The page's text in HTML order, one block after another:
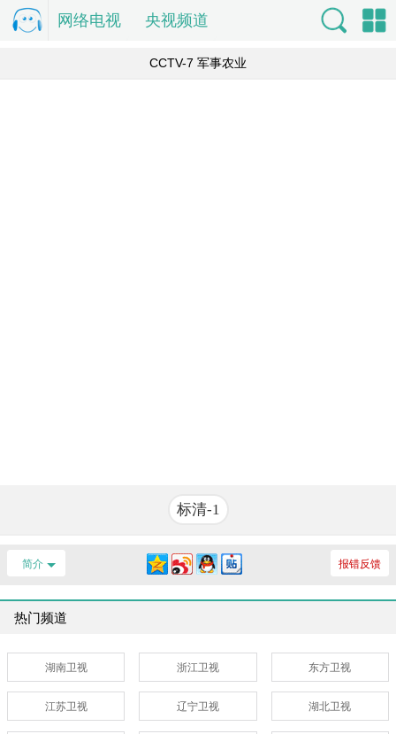
电
网络电视 央视频道
CCTV-7 军事农业
标清-1
简介 报错反馈
热门频道
湖南卫视 浙江卫视 东方卫视
江苏卫视 辽宁卫视 湖北卫视